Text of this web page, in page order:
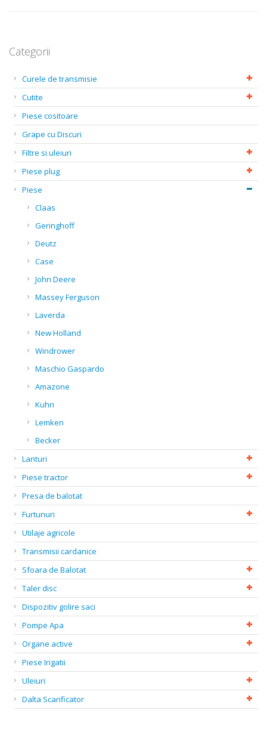
Categorii
Curele de transmisie
Cutite
Piese cositoare
Grape cu Discuri
Filtre si uleiuri
Piese plug
Piese
Claas
Geringhoff
Deutz
Case
John Deere
Massey Ferguson
Laverda
New Holland
Windrower
Maschio Gaspardo
Amazone
Kuhn
Lemken
Becker
Lanturi
Piese tractor
Presa de balotat
Furtunuri
Utilaje agricole
Transmisii cardanice
Sfoara de Balotat
Taler disc
Dispozitiv golire saci
Pompe Apa
Organe active
Piese Irigatii
Uleiuri
Dalta Scarificator